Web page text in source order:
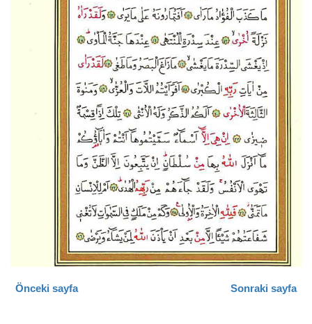
Önceki sayfa Sonraki sayfa